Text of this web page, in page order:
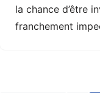
la chance d’être
franchement